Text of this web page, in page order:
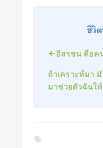
ชีวิ
อิสรชน คือค
ถ้าเคราะห์มา
มาช่วยตัวฉันใ